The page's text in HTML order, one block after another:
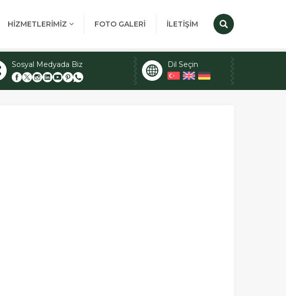
HİZMETLERİMİZ FOTO GALERİ İLETİŞİM
Sosyal Medyada Biz Dil Seçin